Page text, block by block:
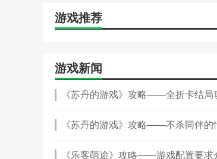
2、教程级别指导：初学者教程详细介
4、多样化的挑战：除了传统的塔防模
2、高度自由：玩家可以根据自己的喜
3、持续更新支持：开发团队定期发布
游戏推荐
游戏新闻
《乐客萌途》攻略——游戏配置要求